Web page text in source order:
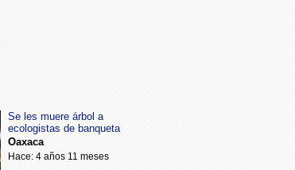
Se les muere árbol a
ecologistas de banqueta
Oaxaca
Hace: 4 años 11 meses